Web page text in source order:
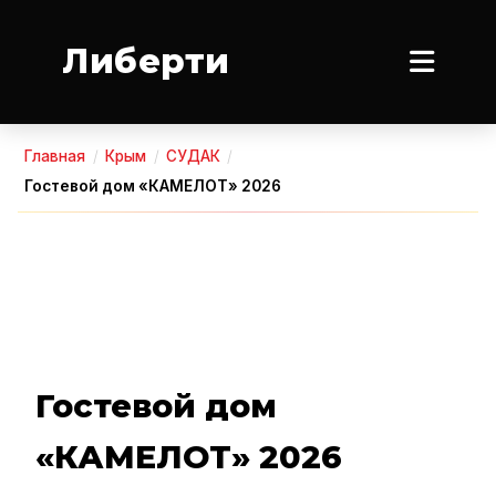
Либерти
Главная / Крым / СУДАК /
Гостевой дом «КАМЕЛОТ» 2026
Гостевой дом
«КАМЕЛОТ» 2026